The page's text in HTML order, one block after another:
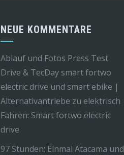
NEUE KOMMENTARE
Ablauf und Fotos Press Test
Drive & TecDay smart fortwo
electric drive und smart ebike |
Alternativantriebe zu elektrisch
Fahren: Smart fortwo electric
drive
97 Stunden: Einmal Atacama und